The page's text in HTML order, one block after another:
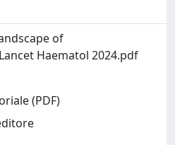
of
Haematol 2024.pdf
(PDF)